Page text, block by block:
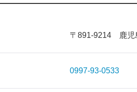
〒891-9214 鹿児
0997-93-0533